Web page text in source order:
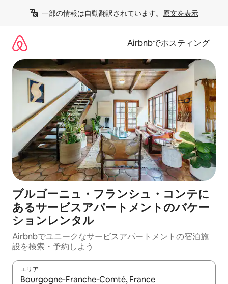
一部の情報は自動翻訳されています。 原文を表示
Airbnbでホスティング
ブルゴーニュ・フランシュ・コンテに
あるサービスアパートメントのバケー
ションレンタル
Airbnbでユニークなサービスアパートメントの宿泊施
設を検索・予約しよう
エリア
検索結果が表示されたら、上下の矢印キーを使って移動するか